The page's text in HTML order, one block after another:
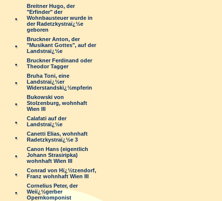
Breitner Hugo, der
"Erfinder" der
Wohnbausteuer wurde in
der Radetzkystraï¿½e
geboren
Bruckner Anton, der
"Musikant Gottes", auf der
Landstraï¿½e
Bruckner Ferdinand oder
Theodor Tagger
Bruha Toni, eine
Landstraï¿½er
Widerstandskï¿½mpferin
Bukowski von
Stolzenburg, wohnhaft
Wien III
Calafati auf der
Landstraï¿½e
Canetti Elias, wohnhaft
Radetzkystraï¿½e 3
Canon Hans (eigentlich
Johann Strasiripka)
wohnhaft Wien III
Conrad von Hï¿½tzendorf,
Franz wohnhaft Wien III
Cornelius Peter, der
Weiï¿½gerber
Opernkomponist